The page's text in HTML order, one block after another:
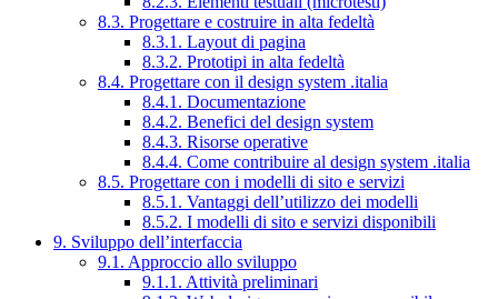
8.3. Progettare e costruire in alta fedeltà
8.3.1. Layout di pagina
8.3.2. Prototipi in alta fedeltà
8.4. Progettare con il design system .italia
8.4.1. Documentazione
8.4.2. Benefici del design system
8.4.3. Risorse operative
8.4.4. Come contribuire al design system .italia
8.5. Progettare con i modelli di sito e servizi
8.5.1. Vantaggi dell’utilizzo dei modelli
8.5.2. I modelli di sito e servizi disponibili
9. Sviluppo dell’interfaccia
9.1. Approccio allo sviluppo
9.1.1. Attività preliminari